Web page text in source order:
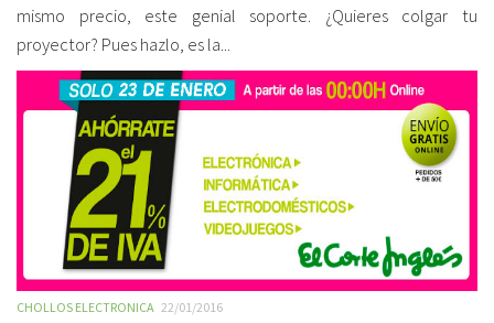
mismo precio, este genial soporte. ¿Quieres colgar tu
proyector? Pues hazlo, es la...
CHOLLOS ELECTRONICA 22/01/2016